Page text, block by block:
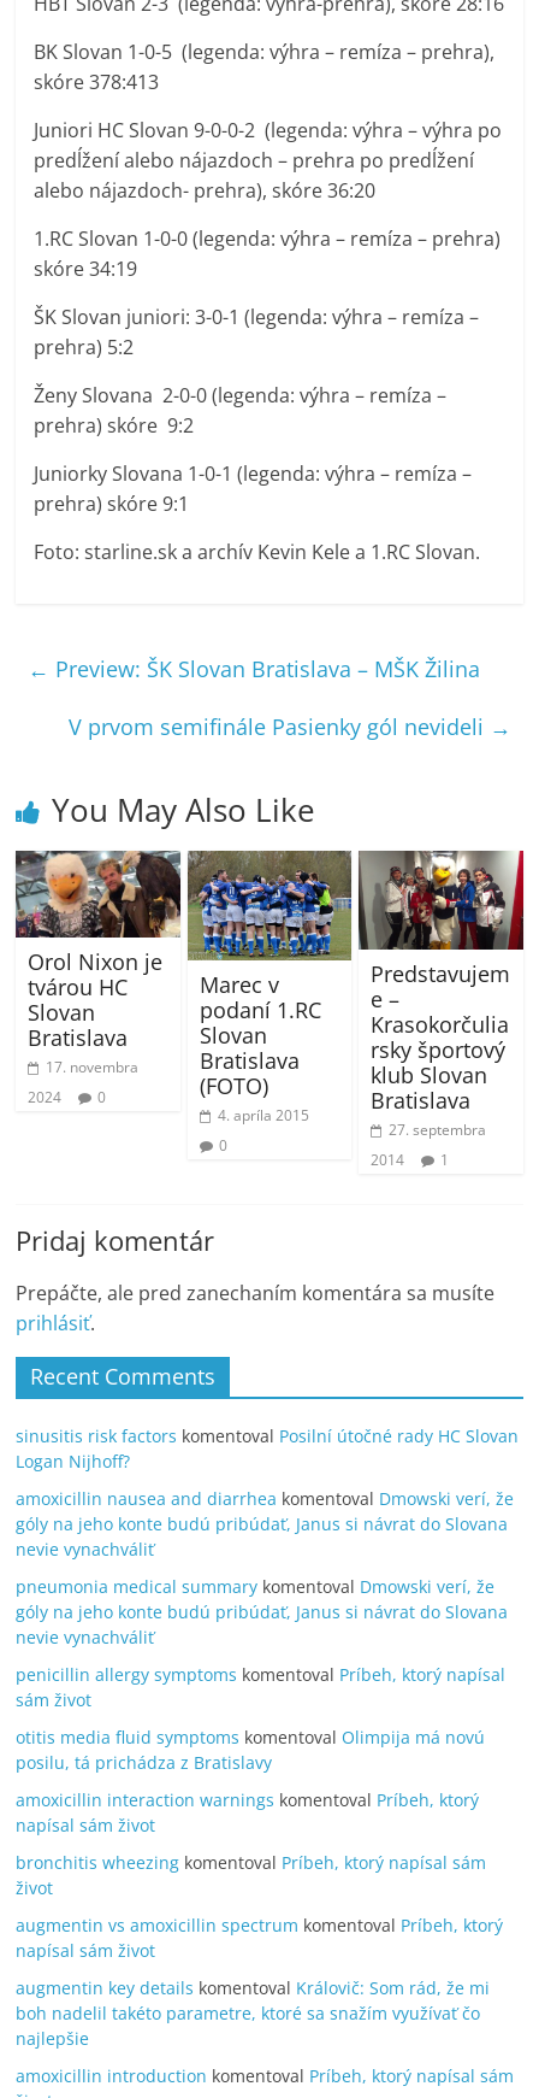
BK Slovan 1-0-5 (legenda: výhra – remíza – prehra),
skóre 378:413
Juniori HC Slovan 9-0-0-2 (legenda: výhra – výhra po
predĺžení alebo nájazdoch – prehra po predĺžení
alebo nájazdoch- prehra), skóre 36:20
1.RC Slovan 1-0-0 (legenda: výhra – remíza – prehra)
skóre 34:19
ŠK Slovan juniori: 3-0-1 (legenda: výhra – remíza –
prehra) 5:2
Ženy Slovana 2-0-0 (legenda: výhra – remíza –
prehra) skóre 9:2
Juniorky Slovana 1-0-1 (legenda: výhra – remíza –
prehra) skóre 9:1
Foto: starline.sk a archív Kevin Kele a 1.RC Slovan.
← Preview: ŠK Slovan Bratislava – MŠK Žilina
V prvom semifinále Pasienky gól nevideli →
You May Also Like
Orol Nixon je
tvárou HC
Slovan
Bratislava
17. novembra
2024
0
Marec v
podaní 1.RC
Slovan
Bratislava
(FOTO)
4. apríla 2015
0
Predstavujem
e –
Krasokorčulia
rsky športový
klub Slovan
Bratislava
27. septembra
2014
1
Pridaj komentár
Prepáčte, ale pred zanechaním komentára sa musíte
prihlásiť.
Recent Comments
sinusitis risk factors komentoval Posilní útočné rady HC Slovan
Logan Nijhoff?
amoxicillin nausea and diarrhea komentoval Dmowski verí, že
góly na jeho konte budú pribúdať, Janus si návrat do Slovana
nevie vynachváliť
pneumonia medical summary komentoval Dmowski verí, že
góly na jeho konte budú pribúdať, Janus si návrat do Slovana
nevie vynachváliť
penicillin allergy symptoms komentoval Príbeh, ktorý napísal
sám život
otitis media fluid symptoms komentoval Olimpija má novú
posilu, tá prichádza z Bratislavy
amoxicillin interaction warnings komentoval Príbeh, ktorý
napísal sám život
bronchitis wheezing komentoval Príbeh, ktorý napísal sám
život
augmentin vs amoxicillin spectrum komentoval Príbeh, ktorý
napísal sám život
augmentin key details komentoval Královič: Som rád, že mi
boh nadelil takéto parametre, ktoré sa snažím využívať čo
najlepšie
amoxicillin introduction komentoval Príbeh, ktorý napísal sám